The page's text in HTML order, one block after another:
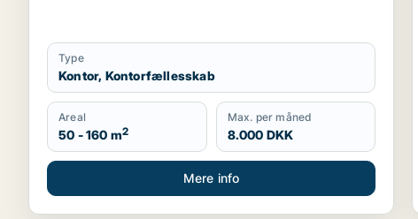
Type
Kontor, Kontorfællesskab
Areal
50 - 160 m2
Max. per måned
8.000 DKK
Mere info